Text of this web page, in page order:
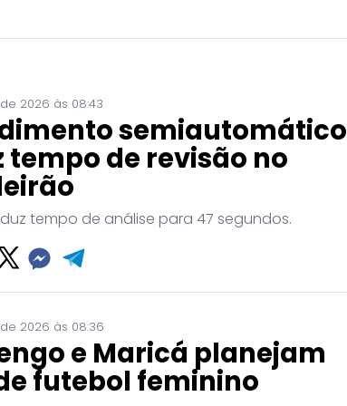
2026 às 08:43
semiautomático
tempo de revisão no
tempo de análise para 47 segundos.
2026 às 08:36
e Maricá planejam
futebol feminino